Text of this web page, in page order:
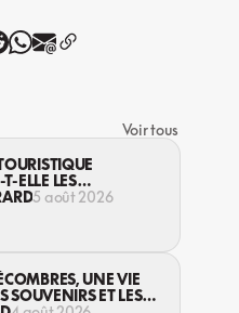
Voir tous
ELLE LES
LES
5 août 2026
UNE VIE
SOUVENIRS ET LES